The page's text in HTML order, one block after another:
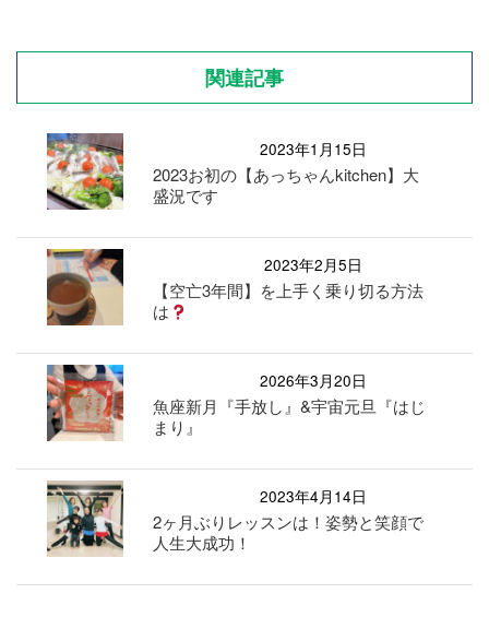
関連記事
2023年1月15日
2023お初の【あっちゃんkitchen】大
盛況です
2023年2月5日
【空亡3年間】を上手く乗り切る方法
は
2026年3月20日
魚座新月『手放し』&宇宙元旦『はじ
まり』
2023年4月14日
2ヶ月ぶりレッスンは！姿勢と笑顔で
人生大成功！